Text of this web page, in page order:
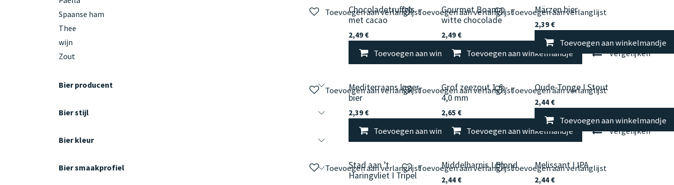
Spaanse ham
Thee
wijn
Zout
Bier producent
Bier stijl
Bier kleur
Bier smaakprofiel
Chocoladetruffels
met cacao
2,49 €
Toevoegen aan winkelmandje Vergelijken
Toevoegen aan verlanglijst
Gourmet Boama
witte chocolade
2,49 €
Toevoegen aan winkelmandje Vergelijken
Toevoegen aan verlanglijst Märzen bier
2,39€
Toevoegen aan winkelmandje
Toevoegen aan verlanglijst
Mediterraans lager
bier
2,39 €
Toevoegen aan winkelmandje
Toevoegen aan verlanglijst
Grof zeezout 1,6 -
4,0 mm
2,65 €
Toevoegen aan winkelmandje Vergelijken
Toevoegen aan verlanglijst Oude-Tonge I Stout
2,44€
Toevoegen aan winkelmandje
Toevoegen aan verlanglijst
Stad aan ’t
Haringvliet I Tripel
Toevoegen aan verlanglijst Middelharnis I Blond
2,44 €
Toevoegen aan verlanglijst Melissant I IPA
2,44€
Toevoegen aan verlanglijst